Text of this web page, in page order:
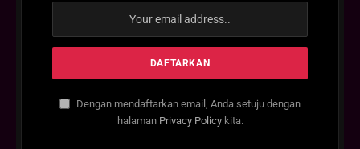
Dengan mendaftarkan email, Anda setuju dengan
halaman Privacy Policykita.